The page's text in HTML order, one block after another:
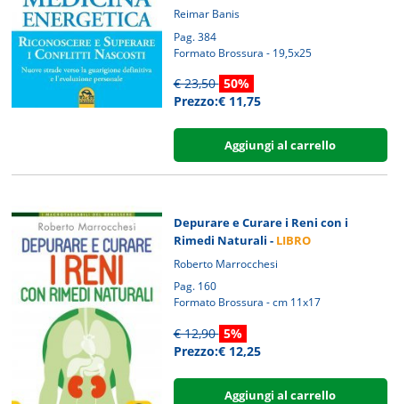
Reimar Banis
Pag. 384
Formato Brossura - 19,5x25
€ 23,50 50%
Prezzo:€ 11,75
Aggiungi al carrello
Depurare e Curare i Reni con i
Rimedi Naturali - LIBRO
Roberto Marrocchesi
Pag. 160
Formato Brossura - cm 11x17
€ 12,90 5%
Prezzo:€ 12,25
Aggiungi al carrello